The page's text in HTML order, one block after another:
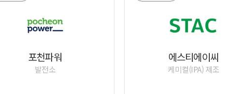
포천파워
발전소
에스티에이씨
케미컬(IPA) 제조